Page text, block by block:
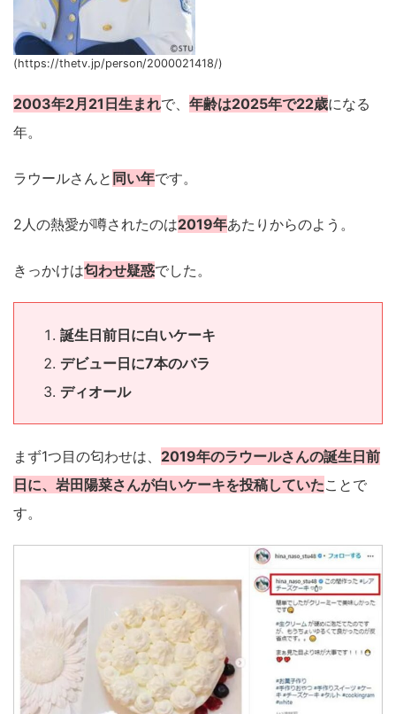
(https://thetv.jp/person/2000021418/)
2003年2月21日生まれで、 年齢は2025年で22歳になる
年。
ラウールさんと 同い年です。
2人の熱愛が噂されたのは2019年あたりからのよう。
きっかけは匂わせ疑惑でした。
誕生日前日に白いケーキ
デビュー日に7本のバラ
ディオール
まず1つ目の匂わせは、 2019年のラウールさんの誕生日前
日に、岩田陽菜さんが白いケーキを投稿していたことで
す。